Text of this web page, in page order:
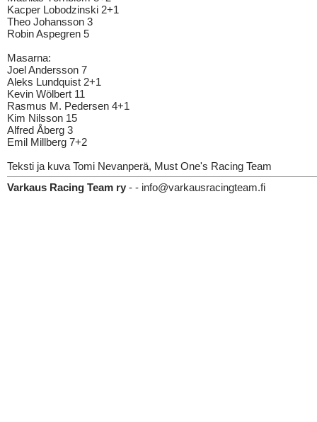
Kacper Lobodzinski 2+1
Theo Johansson 3
Robin Aspegren 5
Masarna:
Joel Andersson 7
Aleks Lundquist 2+1
Kevin Wölbert 11
Rasmus M. Pedersen 4+1
Kim Nilsson 15
Alfred Åberg 3
Emil Millberg 7+2
Teksti ja kuva Tomi Nevanperä, Must One's Racing Team
Varkaus Racing Team ry - - info@varkausracingteam.fi